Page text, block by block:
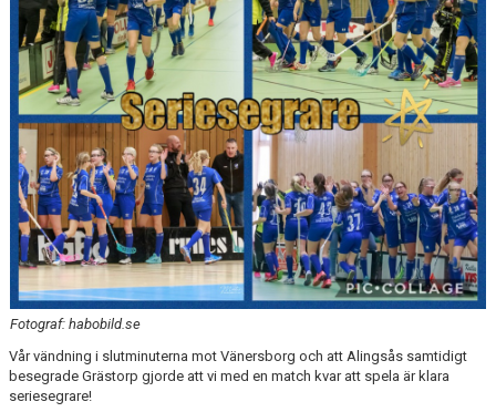
Fotograf: habobild.se
Vår vändning i slutminuterna mot Vänersborg och att Alingsås samtidigt
besegrade Grästorp gjorde att vi med en match kvar att spela är klara
seriesegrare!